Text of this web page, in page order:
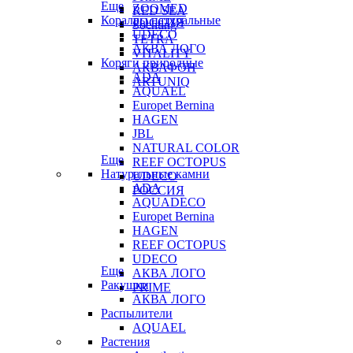
RED SEA
Sochting
TETRA
VITALITY
АКВАФОН
ARTUNIQ
ZOOMED
РОССИЯ
Еще
Кораллы натуральные
UDECO
АКВА ЛОГО
Коряги природные
ADA
AQUAEL
Europet Bernina
HAGEN
JBL
NATURAL COLOR
REEF OCTOPUS
UDECO
РОССИЯ
Еще
Натуральные камни
ADA
AQUADECO
Europet Bernina
HAGEN
REEF OCTOPUS
UDECO
АКВА ЛОГО
PRIME
Еще
Ракушки
АКВА ЛОГО
Распылители
AQUAEL
Растения